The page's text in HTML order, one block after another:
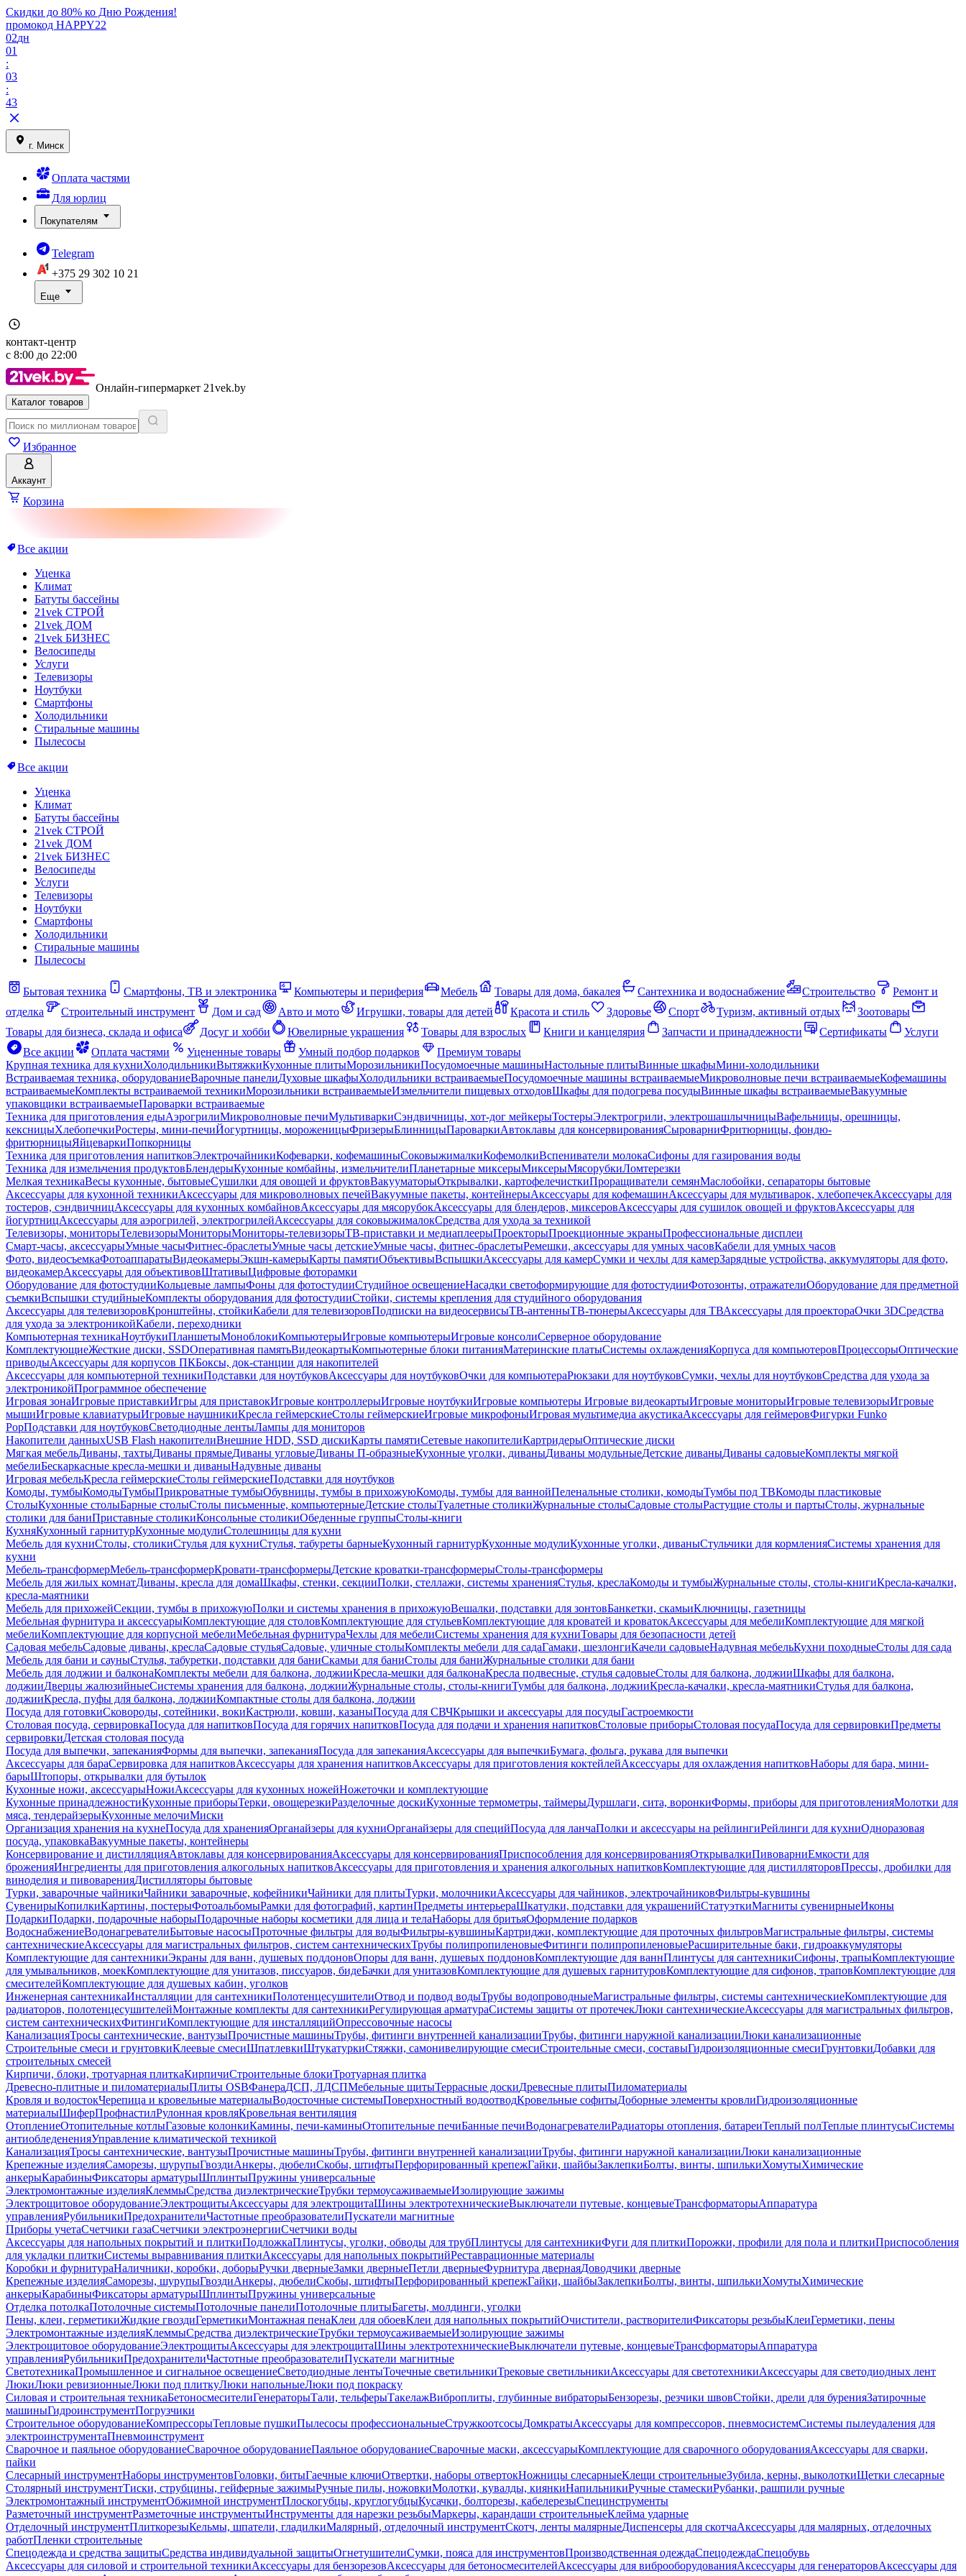
Скидки до 80% ко Дню Рождения!
промокод HAPPY22
02дн
01
:
03
:
43
г. Минск
Оплата частями
Для юрлиц
Покупателям
Telegram
+375 29 302 10 21
Еще
контакт-центр
с 8:00 до 22:00
Онлайн-гипермаркет 21vek.by
Каталог товаров
Избранное
Аккаунт
Корзина
Все акции
Уценка
Климат
Батуты бассейны
21vek СТРОЙ
21vek ДОМ
21vek БИЗНЕС
Велосипеды
Услуги
Телевизоры
Ноутбуки
Смартфоны
Холодильники
Стиральные машины
Пылесосы
Все акции
Уценка
Климат
Батуты бассейны
21vek СТРОЙ
21vek ДОМ
21vek БИЗНЕС
Велосипеды
Услуги
Телевизоры
Ноутбуки
Смартфоны
Холодильники
Стиральные машины
Пылесосы
Бытовая техника Смартфоны, ТВ и электроника Компьютеры и периферия Мебель Товары для дома, бакалея Сантехника и водоснабжение Строительство
Ремонт и
отделка
Строительный инструмент Дом и сад Авто и мото Игрушки, товары для детей Красота и стиль Здоровье Спорт Туризм, активный отдых
Зоотовары
Товары для бизнеса, склада и офиса
Досуг и хобби Ювелирные украшения Товары для взрослых Книги и канцелярия Запчасти и принадлежности Сертификаты
Услуги
Все акции
Оплата частями Уцененные товары Умный подбор подарков
Премиум товары
Крупная техника для кухниХолодильникиВытяжкиКухонные плитыМорозильникиПосудомоечные машиныНастольные плитыВинные шкафыМини-холодильники
Встраиваемая техника, оборудованиеВарочные панелиДуховые шкафыХолодильники встраиваемыеПосудомоечные машины встраиваемыеМикроволновые печи встраиваемыеКофемашины
встраиваемыеКомплекты встраиваемой техникиМорозильники встраиваемыеИзмельчители пищевых отходовШкафы для подогрева посудыВинные шкафы встраиваемыеВакуумные
упаковщики встраиваемыеПароварки встраиваемые
Техника для приготовления едыАэрогрилиМикроволновые печиМультиваркиСэндвичницы, хот-дог мейкерыТостерыЭлектрогрили, электрошашлычницыВафельницы, орешницы,
кексницыХлебопечкиРостеры, мини-печиЙогуртницы, мороженицыФризерыБлинницыПароваркиАвтоклавы для консервированияСыроварниФритюрницы, фондю-
фритюрницыЯйцеваркиПопкорницы
Техника для приготовления напитковЭлектрочайникиКофеварки, кофемашиныСоковыжималкиКофемолкиВспениватели молокаСифоны для газирования воды
Техника для измельчения продуктовБлендерыКухонные комбайны, измельчителиПланетарные миксерыМиксерыМясорубкиЛомтерезки
Мелкая техникаВесы кухонные, бытовыеСушилки для овощей и фруктовВакууматорыОткрывалки, картофелечисткиПроращиватели семянМаслобойки, сепараторы бытовые
Аксессуары для кухонной техникиАксессуары для микроволновых печейВакуумные пакеты, контейнерыАксессуары для кофемашинАксессуары для мультиварок, хлебопечекАксессуары для
тостеров, сэндвичницАксессуары для кухонных комбайновАксессуары для мясорубокАксессуары для блендеров, миксеровАксессуары для сушилок овощей и фруктовАксессуары для
йогуртницАксессуары для аэрогрилей, электрогрилейАксессуары для соковыжималокСредства для ухода за техникой
Телевизоры, мониторыТелевизорыМониторыМониторы-телевизорыТВ-приставки и медиаплеерыПроекторыПроекционные экраныПрофессиональные дисплеи
Смарт-часы, аксессуарыУмные часыФитнес-браслетыУмные часы детскиеУмные часы, фитнес-браслетыРемешки, аксессуары для умных часовКабели для умных часов
Фото, видеосъемкаФотоаппаратыВидеокамерыЭкшн-камерыКарты памятиОбъективыВспышкиАксессуары для камерСумки и чехлы для камерЗарядные устройства, аккумуляторы для фото,
видеокамерАксессуары для объективовШтативыЦифровые фоторамки
Оборудование для фотостудииКольцевые лампыФоны для фотостудииСтудийное освещениеНасадки светоформирующие для фотостудииФотозонты, отражателиОборудование для предметной
съемкиВспышки студийныеКомплекты оборудования для фотостудииСтойки, системы крепления для студийного оборудования
Аксессуары для телевизоровКронштейны, стойкиКабели для телевизоровПодписки на видеосервисыТВ-антенныТВ-тюнерыАксессуары для ТВАксессуары для проектораОчки 3DСредства
для ухода за электроникойКабели, переходники
Компьютерная техникаНоутбукиПланшетыМоноблокиКомпьютерыИгровые компьютерыИгровые консолиСерверное оборудование
КомплектующиеЖесткие диски, SSDОперативная памятьВидеокартыКомпьютерные блоки питанияМатеринские платыСистемы охлажденияКорпуса для компьютеровПроцессорыОптические
приводыАксессуары для корпусов ПКБоксы, док-станции для накопителей
Аксессуары для компьютерной техникиПодставки для ноутбуковАксессуары для ноутбуковОчки для компьютераРюкзаки для ноутбуковСумки, чехлы для ноутбуковСредства для ухода за
электроникойПрограммное обеспечение
Игровая зонаИгровые приставкиИгры для приставокИгровые контроллерыИгровые ноутбукиИгровые компьютеры Игровые видеокартыИгровые мониторыИгровые телевизорыИгровые
мышиИгровые клавиатурыИгровые наушникиКресла геймерскиеСтолы геймерскиеИгровые микрофоныИгровая мультимедиа акустикаАксессуары для геймеровФигурки Funko
PopПодставки для ноутбуковСветодиодные лентыЛампы для мониторов
Накопители данныхUSB Flash накопителиВнешние HDD, SSD дискиКарты памятиСетевые накопителиКартридерыОптические диски
Мягкая мебельДиваны, тахтыДиваны прямыеДиваны угловыеДиваны П-образныеКухонные уголки, диваныДиваны модульныеДетские диваныДиваны садовыеКомплекты мягкой
мебелиБескаркасные кресла-мешки и диваныНадувные диваны
Игровая мебельКресла геймерскиеСтолы геймерскиеПодставки для ноутбуков
Комоды, тумбыКомодыТумбыПрикроватные тумбыОбувницы, тумбы в прихожуюКомоды, тумбы для ваннойПеленальные столики, комодыТумбы под ТВКомоды пластиковые
СтолыКухонные столыБарные столыСтолы письменные, компьютерныеДетские столыТуалетные столикиЖурнальные столыСадовые столыРастущие столы и партыСтолы, журнальные
столики для баниПриставные столикиКонсольные столикиОбеденные группыСтолы-книги
КухняКухонный гарнитурКухонные модулиСтолешницы для кухни
Мебель для кухниСтолы, столикиСтулья для кухниСтулья, табуреты барныеКухонный гарнитурКухонные модулиКухонные уголки, диваныСтульчики для кормленияСистемы хранения для
кухни
Мебель-трансформерМебель-трансформерКровати-трансформерыДетские кроватки-трансформерыСтолы-трансформеры
Мебель для жилых комнатДиваны, кресла для домаШкафы, стенки, секцииПолки, стеллажи, системы храненияСтулья, креслаКомоды и тумбыЖурнальные столы, столы-книгиКресла-качалки,
кресла-маятники
Мебель для прихожейСекции, тумбы в прихожуюПолки и системы хранения в прихожуюВешалки, подставки для зонтовБанкетки, скамьиКлючницы, газетницы
Мебельная фурнитура и аксессуарыКомплектующие для столовКомплектующие для стульевКомплектующие для кроватей и кроватокАксессуары для мебелиКомплектующие для мягкой
мебелиКомплектующие для корпусной мебелиМебельная фурнитураЧехлы для мебелиСистемы хранения для кухниТовары для безопасности детей
Садовая мебельСадовые диваны, креслаСадовые стульяСадовые, уличные столыКомплекты мебели для садаГамаки, шезлонгиКачели садовыеНадувная мебельКухни походныеСтолы для сада
Мебель для бани и сауныСтулья, табуретки, подставки для баниСкамьи для баниСтолы для баниЖурнальные столики для бани
Мебель для лоджии и балконаКомплекты мебели для балкона, лоджииКресла-мешки для балконаКресла подвесные, стулья садовыеСтолы для балкона, лоджииШкафы для балкона,
лоджииДверцы жалюзийныеСистемы хранения для балкона, лоджииЖурнальные столы, столы-книгиТумбы для балкона, лоджииКресла-качалки, кресла-маятникиСтулья для балкона,
лоджииКресла, пуфы для балкона, лоджииКомпактные столы для балкона, лоджии
Посуда для готовкиСковороды, сотейники, вокиКастрюли, ковши, казаныПосуда для СВЧКрышки и аксессуары для посудыГастроемкости
Столовая посуда, сервировкаПосуда для напитковПосуда для горячих напитковПосуда для подачи и хранения напитковСтоловые приборыСтоловая посудаПосуда для сервировкиПредметы
сервировкиДетская столовая посуда
Посуда для выпечки, запеканияФормы для выпечки, запеканияПосуда для запеканияАксессуары для выпечкиБумага, фольга, рукава для выпечки
Аксессуары для бараСервировка для напитковАксессуары для хранения напитковАксессуары для приготовления коктейлейАксессуары для охлаждения напитковНаборы для бара, мини-
барыШтопоры, открывалки для бутылок
Кухонные ножи, аксессуарыНожиАксессуары для кухонных ножейНожеточки и комплектующие
Кухонные принадлежностиКухонные приборыТерки, овощерезкиРазделочные доскиКухонные термометры, таймерыДуршлаги, сита, воронкиФормы, приборы для приготовленияМолотки для
мяса, тендерайзерыКухонные мелочиМиски
Организация хранения на кухнеПосуда для храненияОрганайзеры для кухниОрганайзеры для специйПосуда для ланчаПолки и аксессуары на рейлингиРейлинги для кухниОдноразовая
посуда, упаковкаВакуумные пакеты, контейнеры
Консервирование и дистилляцияАвтоклавы для консервированияАксессуары для консервированияПриспособления для консервированияОткрывалкиПивоварниЕмкости для
броженияИнгредиенты для приготовления алкогольных напитковАксессуары для приготовления и хранения алкогольных напитковКомплектующие для дистилляторовПрессы, дробилки для
виноделия и пивоваренияДистилляторы бытовые
Турки, заварочные чайникиЧайники заварочные, кофейникиЧайники для плитыТурки, молочникиАксессуары для чайников, электрочайниковФильтры-кувшины
СувенирыКопилкиКартины, постерыФотоальбомыРамки для фотографий, картинПредметы интерьераШкатулки, подставки для украшенийСтатуэткиМагниты сувенирныеИконы
ПодаркиПодарки, подарочные наборыПодарочные наборы косметики для лица и телаНаборы для бритьяОформление подарков
ВодоснабжениеВодонагревателиБытовые насосыПроточные фильтры для водыФильтры-кувшиныКартриджи, комплектующие для проточных фильтровМагистральные фильтры, системы
сантехническиеАксессуары для магистральных фильтров, систем сантехническихТрубы полипропиленовыеФитинги полипропиленовыеРасширительные баки, гидроаккумуляторы
Комплектующие для сантехникиЭкраны для ванн, душевых поддоновОпоры для ванн, душевых поддоновКомплектующие для ваннПлинтусы для сантехникиСифоны, трапыКомплектующие
для умывальников, моекКомплектующие для унитазов, писсуаров, бидеБачки для унитазовКомплектующие для душевых гарнитуровКомплектующие для сифонов, траповКомплектующие для
смесителейКомплектующие для душевых кабин, уголков
Инженерная сантехникаИнсталляции для сантехникиПолотенцесушителиОтвод и подвод водыТрубы водопроводныеМагистральные фильтры, системы сантехническиеКомплектующие для
радиаторов, полотенцесушителейМонтажные комплекты для сантехникиРегулирующая арматураСистемы защиты от протечекЛюки сантехническиеАксессуары для магистральных фильтров,
систем сантехническихФитингиКомплектующие для инсталляцийОпрессовочные насосы
КанализацияТросы сантехнические, вантузыПрочистные машиныТрубы, фитинги внутренней канализацииТрубы, фитинги наружной канализацииЛюки канализационные
Строительные смеси и грунтовкиКлеевые смесиШпатлевкиШтукатуркиСтяжки, самонивелирующие смесиСтроительные смеси, составыГидроизоляционные смесиГрунтовкиДобавки для
строительных смесей
Кирпичи, блоки, тротуарная плиткаКирпичиСтроительные блокиТротуарная плитка
Древесно-плитные и пиломатериалыПлиты OSBФанераДСП, ЛДСПМебельные щитыТеррасные доскиДревесные плитыПиломатериалы
Кровля и водостокЧерепица и кровельные материалыВодосточные системыПоверхностный водоотводКровельные софитыДоборные элементы кровлиГидроизоляционные
материалыШиферПрофнастилРулонная кровляКровельная вентиляция
ОтоплениеОтопительные котлыГазовые колонкиКамины, печи-каминыОтопительные печиБанные печиВодонагревателиРадиаторы отопления, батареиТеплый полТеплые плинтусыСистемы
антиобледененияУправление климатической техникой
КанализацияТросы сантехнические, вантузыПрочистные машиныТрубы, фитинги внутренней канализацииТрубы, фитинги наружной канализацииЛюки канализационные
Крепежные изделияСаморезы, шурупыГвоздиАнкеры, дюбелиСкобы, штифтыПерфорированный крепежГайки, шайбыЗаклепкиБолты, винты, шпилькиХомутыХимические
анкерыКарабиныФиксаторы арматурыШплинтыПружины универсальные
Электромонтажные изделияКлеммыСредства диэлектрическиеТрубки термоусаживаемыеИзолирующие зажимы
Электрощитовое оборудованиеЭлектрощитыАксессуары для электрощитаШины электротехническиеВыключатели путевые, концевыеТрансформаторыАппаратура
управленияРубильникиПредохранителиЧастотные преобразователиПускатели магнитные
Приборы учетаСчетчики газаСчетчики электроэнергииСчетчики воды
Аксессуары для напольных покрытий и плиткиПодложкаПлинтусы, уголки, обводы для трубПлинтусы для сантехникиФуги для плиткиПорожки, профили для пола и плиткиПриспособления
для укладки плиткиСистемы выравнивания плиткиАксессуары для напольных покрытийРеставрационные материалы
Коробки и фурнитураНаличники, коробки, доборыРучки дверныеЗамки дверныеПетли дверныеФурнитура двернаяДоводчики дверные
Крепежные изделияСаморезы, шурупыГвоздиАнкеры, дюбелиСкобы, штифтыПерфорированный крепежГайки, шайбыЗаклепкиБолты, винты, шпилькиХомутыХимические
анкерыКарабиныФиксаторы арматурыШплинтыПружины универсальные
Отделка потолкаПотолочные системыПотолочные панелиПотолочные плитыБагеты, молдинги, уголки
Пены, клеи, герметикиЖидкие гвоздиГерметикиМонтажная пенаКлеи для обоевКлеи для напольных покрытийОчистители, растворителиФиксаторы резьбыКлеиГерметики, пены
Электромонтажные изделияКлеммыСредства диэлектрическиеТрубки термоусаживаемыеИзолирующие зажимы
Электрощитовое оборудованиеЭлектрощитыАксессуары для электрощитаШины электротехническиеВыключатели путевые, концевыеТрансформаторыАппаратура
управленияРубильникиПредохранителиЧастотные преобразователиПускатели магнитные
СветотехникаПромышленное и сигнальное освещениеСветодиодные лентыТочечные светильникиТрековые светильникиАксессуары для светотехникиАксессуары для светодиодных лент
ЛюкиЛюки ревизионныеЛюки под плиткуЛюки напольныеЛюки под покраску
Силовая и строительная техникаБетоносмесителиГенераторыТали, тельферыТакелажВиброплиты, глубинные вибраторыБензорезы, резчики швовСтойки, дрели для буренияЗатирочные
машиныГидроинструментПогрузчики
Строительное оборудованиеКомпрессорыТепловые пушкиПылесосы профессиональныеСтружкоотсосыДомкратыАксессуары для компрессоров, пневмосистемСистемы пылеудаления для
электроинструментаПневмоинструмент
Сварочное и паяльное оборудованиеСварочное оборудованиеПаяльное оборудованиеСварочные маски, аксессуарыКомплектующие для сварочного оборудованияАксессуары для сварки,
пайки
Слесарный инструментНаборы инструментовГоловки, битыГаечные ключиОтвертки, наборы отвертокНожницы слесарныеКлещи строительныеЗубила, керны, выколоткиЩетки слесарные
Столярный инструментТиски, струбцины, гейферные зажимыРучные пилы, ножовкиМолотки, кувалды, киянкиНапильникиРучные стамескиРубанки, рашпили ручные
Электромонтажный инструментОбжимной инструментПлоскогубцы, круглогубцыКусачки, болторезы, кабелерезыСпецинструменты
Разметочный инструментРазметочные инструментыИнструменты для нарезки резьбыМаркеры, карандаши строительныеКлейма ударные
Отделочный инструментПлиткорезыКельмы, шпатели, гладилкиМалярный, отделочный инструментСкотч, ленты малярныеДиспенсеры для скотчаАксессуары для малярных, отделочных
работПленки строительные
Спецодежда и средства защитыСредства индивидуальной защитыОгнетушителиСумки, пояса для инструментовПроизводственная одеждаСпецодеждаСпецобувь
Аксессуары для силовой и строительной техникиАксессуары для бензорезовАксессуары для бетоносмесителейАксессуары для виброоборудованияАксессуары для генераторовАксессуары для